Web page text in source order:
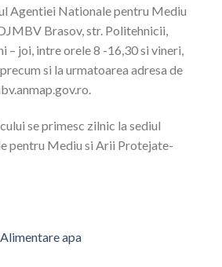
Agentiei Nationale pentru Mediu
Brasov, str. Politehnicii,
– joi, intre orele 8 -16,30 si vineri,
si la urmatoarea adresa de
se primesc zilnic la sediul
pentru Mediu si Arii Protejate-
apa